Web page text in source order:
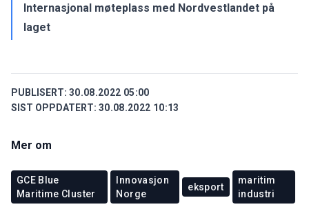
Internasjonal møteplass med Nordvestlandet på
laget
PUBLISERT: 30.08.2022 05:00
SIST OPPDATERT: 30.08.2022 10:13
Mer om
GCE Blue
Maritime Cluster
Innovasjon
Norge
eksport
maritim
industri